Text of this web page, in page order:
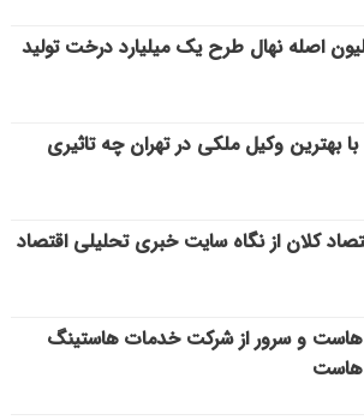
اصله نهال طرح یک میلیارد درخت تولید
بهترین وکیل ملکی در تهران چه تاثیری
کلان از نگاه سایت خبری تحلیلی اقتصاد
و سرور از شرکت خدمات هاستینگ
هاست